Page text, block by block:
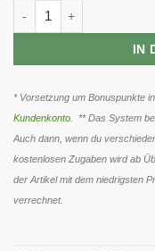
Body Attack Zink
IN
* Vorsetzung um Bonuspunkte
Kundenkonto . ** Das System
Auch dann, wenn du
kostenlosen Zugaben wird ab
der Artikel mit dem niedrigsten
verrechnet.